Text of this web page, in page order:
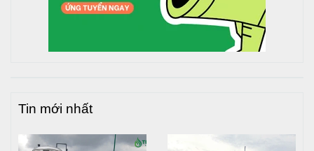
Tin mới nhất